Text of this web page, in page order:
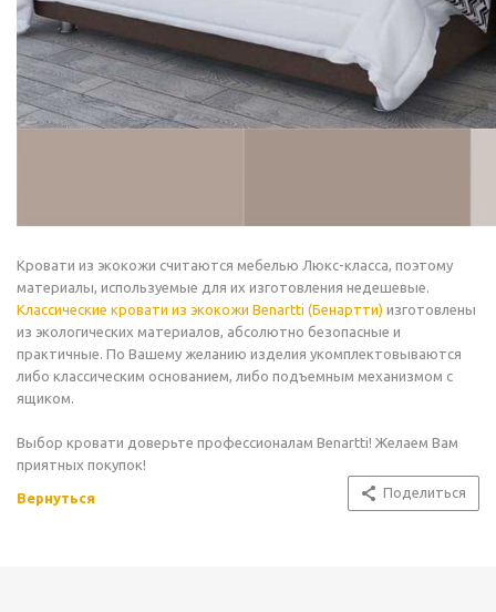
Кровати из экокожи считаются мебелью Люкс-класса, поэтому
материалы, используемые для их изготовления недешевые.
Классические кровати из экокожи Benartti (Бенартти) изготовлены
из экологических материалов, абсолютно безопасные и
практичные. По Вашему желанию изделия укомплектовываются
либо классическим основанием, либо подъемным механизмом с
ящиком.
Выбор кровати доверьте профессионалам Benartti! Желаем Вам
приятных покупок!
Вернуться Поделиться